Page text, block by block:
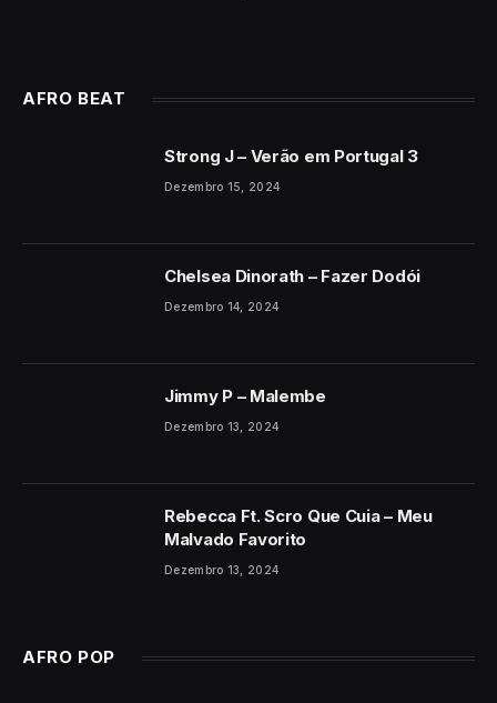
AFRO BEAT
Strong J – Verão em Portugal 3
Dezembro 15, 2024
Chelsea Dinorath – Fazer Dodói
Dezembro 14, 2024
Jimmy P – Malembe
Dezembro 13, 2024
Rebecca Ft. Scro Que Cuia – Meu
Malvado Favorito
Dezembro 13, 2024
AFRO POP